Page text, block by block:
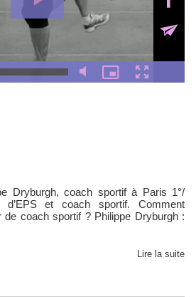
Dryburgh, coach sportif à Paris 1°/
d’EPS et coach sportif. Comment
de coach sportif ? Philippe Dryburgh :
Lire la suite